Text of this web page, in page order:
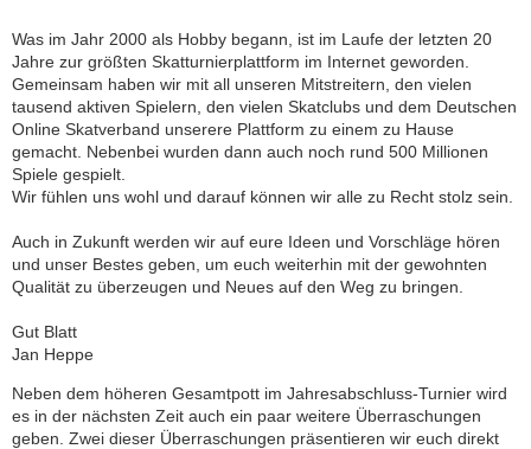
Was im Jahr 2000 als Hobby begann, ist im Laufe der letzten 20
Jahre zur größten Skatturnierplattform im Internet geworden.
Gemeinsam haben wir mit all unseren Mitstreitern, den vielen
tausend aktiven Spielern, den vielen Skatclubs und dem Deutschen
Online Skatverband unserere Plattform zu einem zu Hause
gemacht. Nebenbei wurden dann auch noch rund 500 Millionen
Spiele gespielt.
Wir fühlen uns wohl und darauf können wir alle zu Recht stolz sein.
Auch in Zukunft werden wir auf eure Ideen und Vorschläge hören
und unser Bestes geben, um euch weiterhin mit der gewohnten
Qualität zu überzeugen und Neues auf den Weg zu bringen.
Gut Blatt
Jan Heppe
Neben dem höheren Gesamtpott im Jahresabschluss-Turnier wird
es in der nächsten Zeit auch ein paar weitere Überraschungen
geben. Zwei dieser Überraschungen präsentieren wir euch direkt